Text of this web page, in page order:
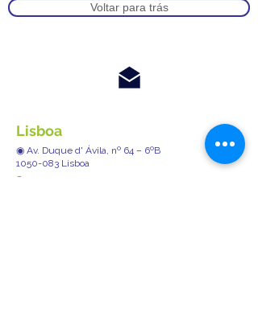
Voltar para trás
Lisboa
◉ Av. Duque d' Ávila, nº 64 – 6ºB
1050-083 Lisboa
✆